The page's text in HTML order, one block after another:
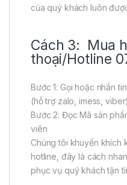
của quý khách luôn
Cách 3: Mua
thoại/Hotline
Bước 1: Gọi hoặc nhắn
(hỗ trợ zalo, imess, viber)
Bước 2: Đọc Mã sản
viên
Chúng tôi khuyến khích
hotline, đây là cách
phục vụ quý khách tận